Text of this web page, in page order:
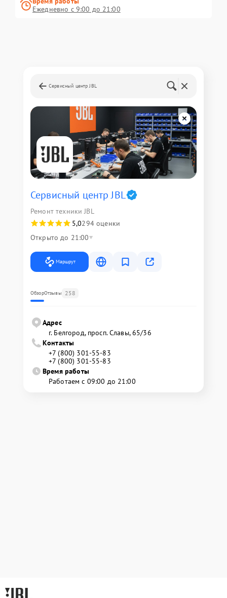
Ежедневно с 9:00 до 21:00
Сервисный центр JBL
Сервисный центр JBL
Ремонт техники JBL
5,0294 оценки
Открыто до 21:00
Маршрут
ОбзорОтзывы 258
Адрес
г. Белгород, просп. Славы, 65/36
Контакты
+7 (800) 301-55-83
+7 (800) 301-55-83
Время работы
Работаем с 09:00 до 21:00